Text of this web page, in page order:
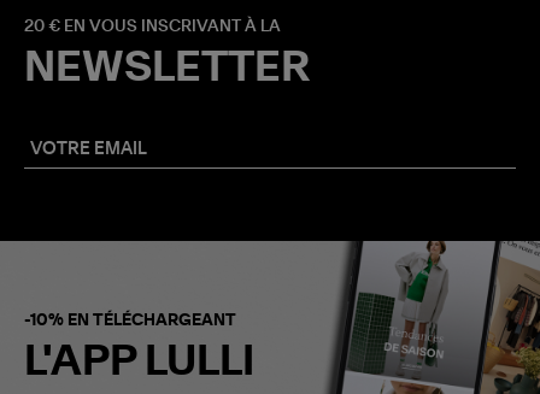
20 € EN VOUS INSCRIVANT À LA
NEWSLETTER
-10% EN TÉLÉCHARGEANT
L'APP LULLI